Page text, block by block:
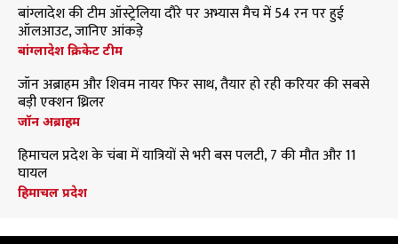
बांग्लादेश की टीम ऑस्ट्रेलिया दौरे पर अभ्यास मैच में 54 रन पर हुई
ऑलआउट, जानिए आंकड़े
बांग्लादेश क्रिकेट टीम
जॉन अब्राहम और शिवम नायर फिर साथ, तैयार हो रही करियर की सबसे
बड़ी एक्शन थ्रिलर
जॉन अब्राहम
हिमाचल प्रदेश के चंबा में यात्रियों से भरी बस पलटी, 7 की मौत और 11
घायल
हिमाचल प्रदेश